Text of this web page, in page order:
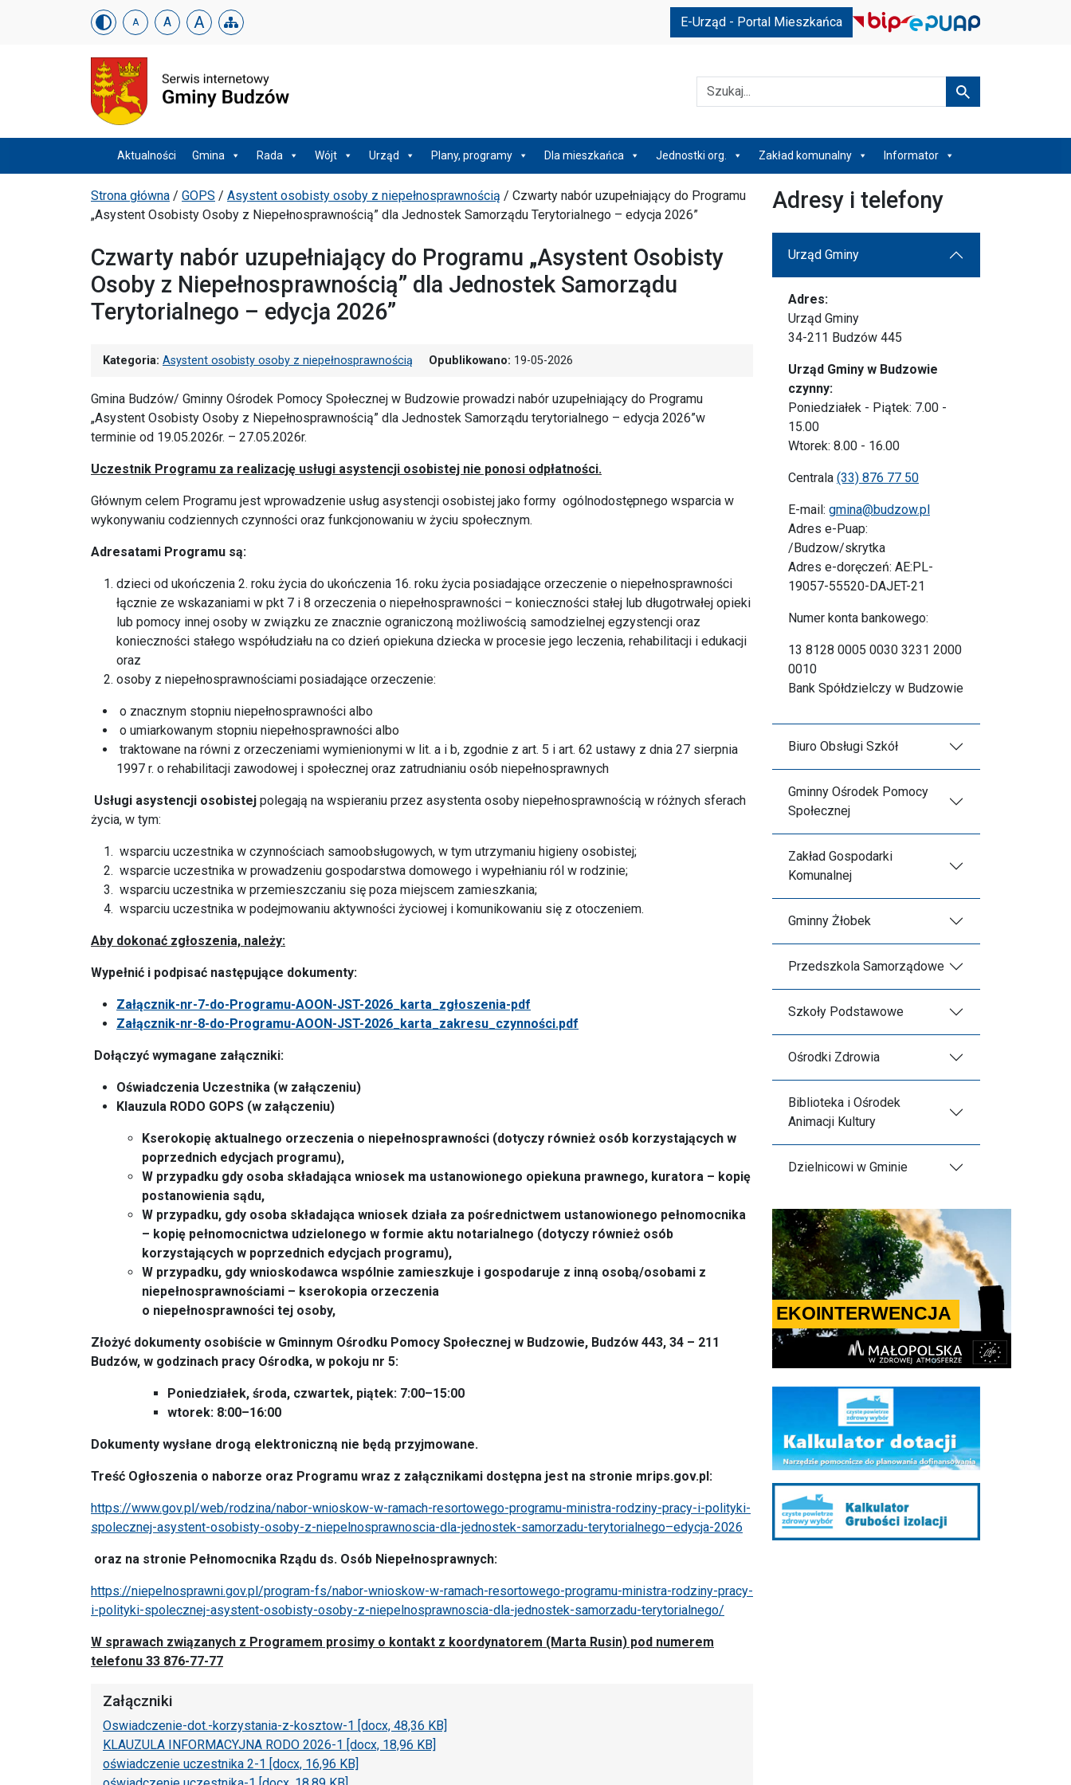
Urząd Gminy w Budzowie
Skip menu A A A E-Urząd - Portal Mieszkańca
Szukaj Szukaj
Menu główneAktualności Gmina Rada Wójt Urząd Plany, programy Dla mieszkańca Jednostki org. Zakład komunalny Informator
Ścieżka powrotu
Strona główna / GOPS / Asystent osobisty osoby z niepełnosprawnością / Czwarty nabór uzupełniający do Programu
„Asystent Osobisty Osoby z Niepełnosprawnością” dla Jednostek Samorządu Terytorialnego – edycja 2026”
Czwarty nabór uzupełniający do Programu „Asystent Osobisty
Osoby z Niepełnosprawnością” dla Jednostek Samorządu
Terytorialnego – edycja 2026”
Kategoria: Asystent osobisty osoby z niepełnosprawnością Opublikowano: 19-05-2026
Gmina Budzów/ Gminny Ośrodek Pomocy Społecznej w Budzowie prowadzi nabór uzupełniający do Programu
„Asystent Osobisty Osoby z Niepełnosprawnością” dla Jednostek Samorządu terytorialnego – edycja 2026”w
terminie od 19.05.2026r. – 27.05.2026r.
Uczestnik Programu za realizację usługi asystencji osobistej nie ponosi odpłatności.
Głównym celem Programu jest wprowadzenie usług asystencji osobistej jako formy ogólnodostępnego wsparcia w
wykonywaniu codziennych czynności oraz funkcjonowaniu w życiu społecznym.
Adresatami Programu są:
dzieci od ukończenia 2. roku życia do ukończenia 16. roku życia posiadające orzeczenie o niepełnosprawności
łącznie ze wskazaniami w pkt 7 i 8 orzeczenia o niepełnosprawności – konieczności stałej lub długotrwałej opieki
lub pomocy innej osoby w związku ze znacznie ograniczoną możliwością samodzielnej egzystencji oraz
konieczności stałego współudziału na co dzień opiekuna dziecka w procesie jego leczenia, rehabilitacji i edukacji
oraz
osoby z niepełnosprawnościami posiadające orzeczenie:
o znacznym stopniu niepełnosprawności albo
o umiarkowanym stopniu niepełnosprawności albo
traktowane na równi z orzeczeniami wymienionymi w lit. a i b, zgodnie z art. 5 i art. 62 ustawy z dnia 27 sierpnia
1997 r. o rehabilitacji zawodowej i społecznej oraz zatrudnianiu osób niepełnosprawnych
Usługi asystencji osobistej polegają na wspieraniu przez asystenta osoby niepełnosprawnością w różnych sferach
życia, w tym:
wsparciu uczestnika w czynnościach samoobsługowych, w tym utrzymaniu higieny osobistej;
wsparcie uczestnika w prowadzeniu gospodarstwa domowego i wypełnianiu ról w rodzinie;
wsparciu uczestnika w przemieszczaniu się poza miejscem zamieszkania;
wsparciu uczestnika w podejmowaniu aktywności życiowej i komunikowaniu się z otoczeniem.
Aby dokonać zgłoszenia, należy:
Wypełnić i podpisać następujące dokumenty:
Załącznik-nr-7-do-Programu-AOON-JST-2026_karta_zgłoszenia-pdf
Załącznik-nr-8-do-Programu-AOON-JST-2026_karta_zakresu_czynności.pdf
Dołączyć wymagane załączniki:
Oświadczenia Uczestnika (w załączeniu)
Klauzula RODO GOPS (w załączeniu)
Kserokopię aktualnego orzeczenia o niepełnosprawności (dotyczy również osób korzystających w
poprzednich edycjach programu),
W przypadku gdy osoba składająca wniosek ma ustanowionego opiekuna prawnego, kuratora – kopię
postanowienia sądu,
W przypadku, gdy osoba składająca wniosek działa za pośrednictwem ustanowionego pełnomocnika
– kopię pełnomocnictwa udzielonego w formie aktu notarialnego (dotyczy również osób
korzystających w poprzednich edycjach programu),
W przypadku, gdy wnioskodawca wspólnie zamieszkuje i gospodaruje z inną osobą/osobami z
niepełnosprawnościami – kserokopia orzeczenia
o niepełnosprawności tej osoby,
Złożyć dokumenty osobiście w Gminnym Ośrodku Pomocy Społecznej w Budzowie, Budzów 443, 34 – 211
Budzów, w godzinach pracy Ośrodka, w pokoju nr 5:
Poniedziałek, środa, czwartek, piątek: 7:00–15:00
wtorek: 8:00–16:00
Dokumenty wysłane drogą elektroniczną nie będą przyjmowane.
Treść Ogłoszenia o naborze oraz Programu wraz z załącznikami dostępna jest na stronie mrips.gov.pl:
https://www.gov.pl/web/rodzina/nabor-wnioskow-w-ramach-resortowego-programu-ministra-rodziny-pracy-i-polityki-
spolecznej-asystent-osobisty-osoby-z-niepelnosprawnoscia-dla-jednostek-samorzadu-terytorialnego–edycja-2026
oraz na stronie Pełnomocnika Rządu ds. Osób Niepełnosprawnych:
https://niepelnosprawni.gov.pl/program-fs/nabor-wnioskow-w-ramach-resortowego-programu-ministra-rodziny-pracy-
i-polityki-spolecznej-asystent-osobisty-osoby-z-niepelnosprawnoscia-dla-jednostek-samorzadu-terytorialnego/
W sprawach związanych z Programem prosimy o kontakt z koordynatorem (Marta Rusin) pod numerem
telefonu 33 876-77-77
Załączniki
Oswiadczenie-dot.-korzystania-z-kosztow-1 [docx, 48,36 KB]
KLAUZULA INFORMACYJNA RODO 2026-1 [docx, 18,96 KB]
oświadczenie uczestnika 2-1 [docx, 16,96 KB]
Adresy i telefony
Urząd Gminy
Adres:
Urząd Gminy
34-211 Budzów 445
Urząd Gminy w Budzowie
czynny:
Poniedziałek - Piątek: 7.00 -
15.00
Wtorek: 8.00 - 16.00
Centrala (33) 876 77 50
E-mail: gmina@budzow.pl
Adres e-Puap:
/Budzow/skrytka
Adres e-doręczeń: AE:PL-
19057-55520-DAJET-21
Numer konta bankowego:
13 8128 0005 0030 3231 2000
0010
Bank Spółdzielczy w Budzowie
Biuro Obsługi Szkół
Gminny Ośrodek Pomocy
Społecznej
Zakład Gospodarki
Komunalnej
Gminny Żłobek
Przedszkola Samorządowe
Szkoły Podstawowe
Ośrodki Zdrowia
Biblioteka i Ośrodek
Animacji Kultury
Dzielnicowi w Gminie